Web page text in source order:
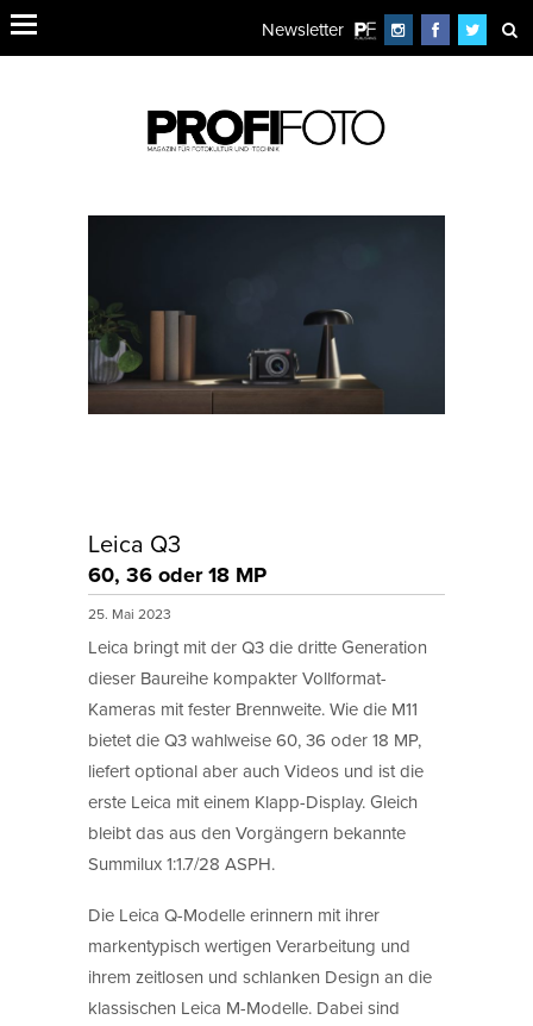
Newsletter
Leica Q3
60, 36 oder 18 MP
25. Mai 2023
Leica bringt mit der Q3 die dritte Generation
dieser Baureihe kompakter Vollformat-
Kameras mit fester Brennweite. Wie die M11
bietet die Q3 wahlweise 60, 36 oder 18 MP,
liefert optional aber auch Videos und ist die
erste Leica mit einem Klapp-Display. Gleich
bleibt das aus den Vorgängern bekannte
Summilux 1:1.7/28 ASPH.
Die Leica Q-Modelle erinnern mit ihrer
markentypisch wertigen Verarbeitung und
ihrem zeitlosen und schlanken Design an die
klassischen Leica M-Modelle. Dabei sind